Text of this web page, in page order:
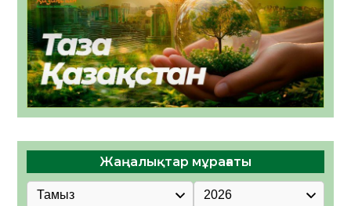
Жаңалықтар мұрағаты